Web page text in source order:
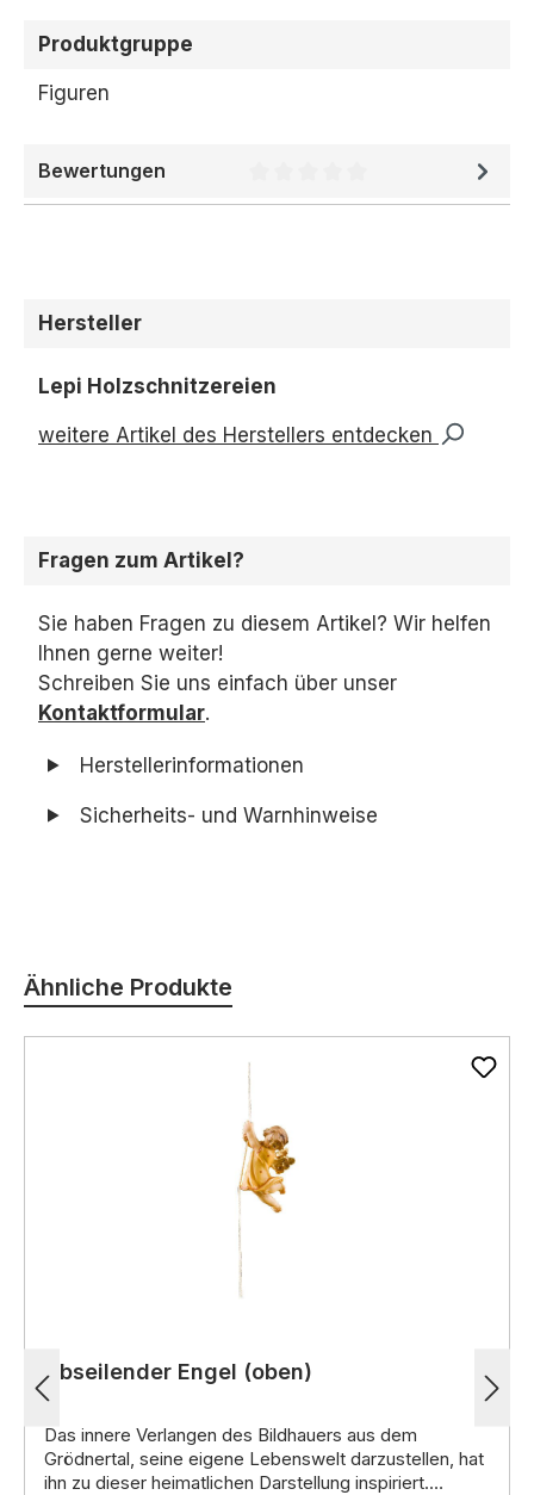
Produktgruppe
Figuren
Bewertungen
Durchschnittliche Bewertung
Hersteller
Lepi Holzschnitzereien
weitere Artikel des Herstellers entdecken
Fragen zum Artikel?
Sie haben Fragen zu diesem Artikel? Wir helfen
Ihnen gerne weiter!
Schreiben Sie uns einfach über unser
Kontaktformular.
Herstellerinformationen
Sicherheits- und Warnhinweise
Ähnliche Produkte
Abseilender Engel (oben)
Das innere Verlangen des Bildhauers aus dem
Grödnertal, seine eigene Lebenswelt darzustellen, hat
ihn zu dieser heimatlichen Darstellung inspiriert.